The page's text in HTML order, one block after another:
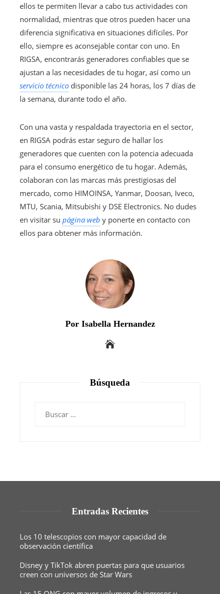
ellos te permiten llevar a cabo tus actividades con
normalidad, mientras que otros pueden hacer una
diferencia significativa en situaciones difíciles. Por
ello, siempre es aconsejable contar con uno. En
RIGSA, encontrarás generadores confiables que se
ajustan a las necesidades de tu hogar, así como un
servicio técnico disponible las 24 horas, los 7 días de
la semana, durante todo el año.
Con una vasta y respaldada trayectoria en el sector,
en RIGSA podrás estar seguro de hallar los
generadores que cuenten con la potencia adecuada
para el consumo energético de tu hogar. Además,
colaboran con las marcas más prestigiosas del
mercado, como HIMOINSA, Yanmar, Doosan, Iveco,
MTU, Scania, Mitsubishi y DSE Electronics. No dudes
en visitar su página web y ponerte en contacto con
ellos para obtener más información.
Por Isabella Hernandez
Búsqueda
Entradas Recientes
Los 10 telescopios con mayor capacidad de
observación científica
Disney y TikTok abren puertas para que usuarios
creen con universos de Star Wars